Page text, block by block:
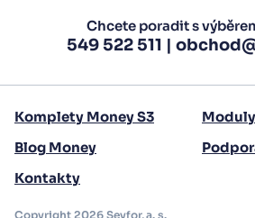
Chcete poradit s
549 522 511 |
Komplety Money S3
Moduly
Blog Money
Kontakty
Copyright 2026 Seyfor, a. s.